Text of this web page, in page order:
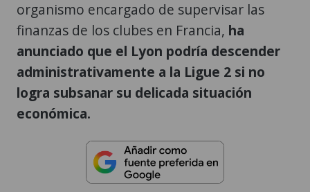
organismo encargado de supervisar las
finanzas de los clubes en Francia, ha
anunciado que el Lyon podría descender
administrativamente a la Ligue 2 si no
logra subsanar su delicada situación
económica.